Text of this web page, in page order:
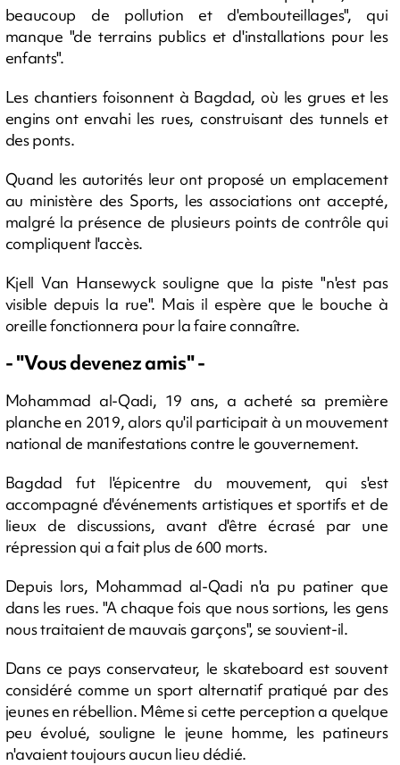
beaucoup de pollution et d'embouteillages", qui
manque "de terrains publics et d'installations pour les
enfants".
Les chantiers foisonnent à Bagdad, où les grues et les
engins ont envahi les rues, construisant des tunnels et
des ponts.
Quand les autorités leur ont proposé un emplacement
au ministère des Sports, les associations ont accepté,
malgré la présence de plusieurs points de contrôle qui
compliquent l'accès.
Kjell Van Hansewyck souligne que la piste "n'est pas
visible depuis la rue". Mais il espère que le bouche à
oreille fonctionnera pour la faire connaître.
- "Vous devenez amis" -
Mohammad al-Qadi, 19 ans, a acheté sa première
planche en 2019, alors qu'il participait à un mouvement
national de manifestations contre le gouvernement.
Bagdad fut l'épicentre du mouvement, qui s'est
accompagné d'événements artistiques et sportifs et de
lieux de discussions, avant d'être écrasé par une
répression qui a fait plus de 600 morts.
Depuis lors, Mohammad al-Qadi n'a pu patiner que
dans les rues. "A chaque fois que nous sortions, les gens
nous traitaient de mauvais garçons", se souvient-il.
Dans ce pays conservateur, le skateboard est souvent
considéré comme un sport alternatif pratiqué par des
jeunes en rébellion. Même si cette perception a quelque
peu évolué, souligne le jeune homme, les patineurs
n'avaient toujours aucun lieu dédié.